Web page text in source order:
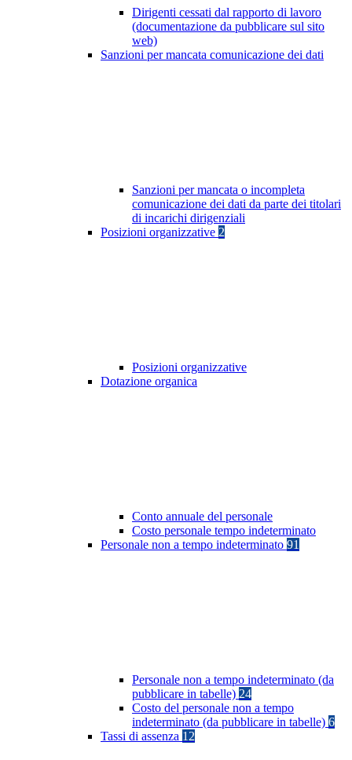
Dirigenti cessati dal rapporto di lavoro
(documentazione da pubblicare sul sito
web)
Sanzioni per mancata comunicazione dei dati
Sanzioni per mancata o incompleta
comunicazione dei dati da parte dei titolari
di incarichi dirigenziali
Posizioni organizzative 2
Posizioni organizzative
Dotazione organica
Conto annuale del personale
Costo personale tempo indeterminato
Personale non a tempo indeterminato 91
Personale non a tempo indeterminato (da
pubblicare in tabelle) 24
Costo del personale non a tempo
indeterminato (da pubblicare in tabelle) 6
Tassi di assenza 12